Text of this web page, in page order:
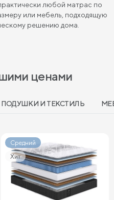
любой матрас по
или мебель, подходящую
решению дома.
ценами
ПОДУШКИ И ТЕКСТИЛЬ
Средний
Хит